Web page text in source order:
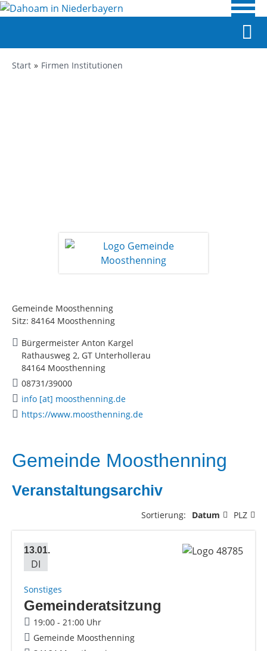
Start Firmen Institutionen
Gemeinde Moosthenning
Sitz: 84164 Moosthenning
Bürgermeister Anton Kargel
Rathausweg 2, GT Unterhollerau
84164 Moosthenning
08731/39000
info [at] moosthenning.de
https://www.moosthenning.de
Gemeinde Moosthenning
Veranstaltungsarchiv
Sortierung: Datum PLZ
13.01.
DI
Sonstiges
Gemeinderatsitzung
19:00 - 21:00 Uhr
Gemeinde Moosthenning